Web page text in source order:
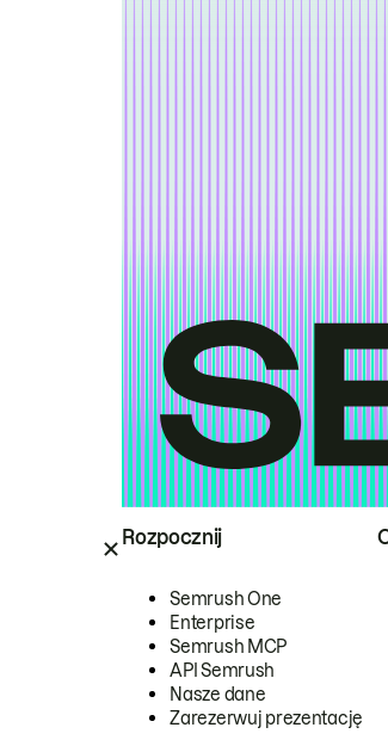
Rozpocznij
Semrush One
Enterprise
Semrush MCP
API Semrush
Nasze dane
Zarezerwuj prezentację